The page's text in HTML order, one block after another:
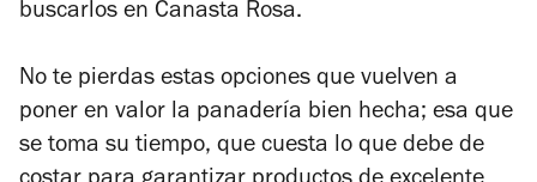
buscarlos en Canasta Rosa.
No te pierdas estas opciones que vuelven a
poner en valor la panadería bien hecha; esa que
se toma su tiempo, que cuesta lo que debe de